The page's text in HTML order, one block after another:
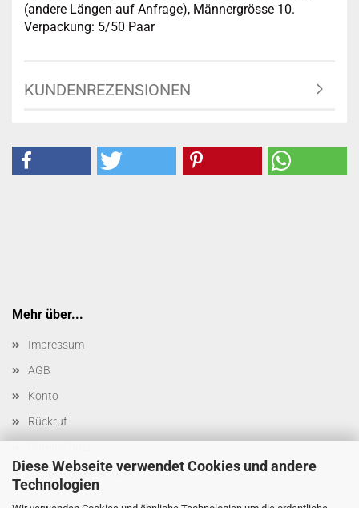
Diese Webseite verwendet Cookies und andere
Technologien
(andere Längen auf Anfrage), Männergrösse 10.
Verpackung: 5/50 Paar
KUNDENREZENSIONEN
Mehr über...
Impressum
AGB
Konto
Rückruf
Cookie Einstellungen